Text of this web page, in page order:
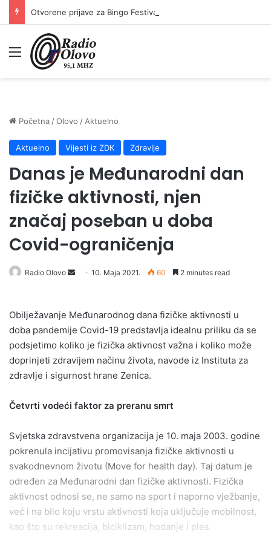
Meni
Početna /Olovo / Aktuelno
Aktuelno Vijesti iz ZDK Zdravlje
Danas je Međunarodni dan
fizičke aktivnosti, njen
značaj poseban u doba
Covid-ograničenja
Radio Olovo
Send10. Maja 2021. 60 2 minutes read
Obilježavanje Međunarodnog dana fizičke aktivnosti u
doba pandemije Covid-19 predstavlja idealnu priliku da se
podsjetimo koliko je fizička aktivnost važna i koliko može
doprinjeti zdravijem načinu života, navode iz Instituta za
zdravlje i sigurnost hrane Zenica.
Četvrti vodeći faktor za preranu smrt
Svjetska zdravstvena organizacija je 10. maja 2003. godine
pokrenula incijativu promovisanja fizičke aktivnosti u
svakodnevnom životu (Move for health day). Taj datum je
određen za Međunarodni dan fizičke aktivnosti. Fizička
aktivnost odnosi se, ne samo na sport i naporno vježbanje,
već i na bilo koju vrstu aktivnosti koja uključuje mobilnost,
kao što su rekreacija, biciklizam, hodanje i ples.